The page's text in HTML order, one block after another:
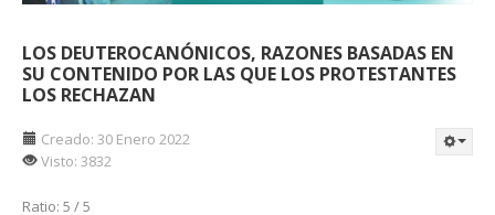
LOS DEUTEROCANÓNICOS, RAZONES BASADAS EN
SU CONTENIDO POR LAS QUE LOS PROTESTANTES
LOS RECHAZAN
Creado: 30 Enero 2022
Visto: 3832
Ratio: 5 /5